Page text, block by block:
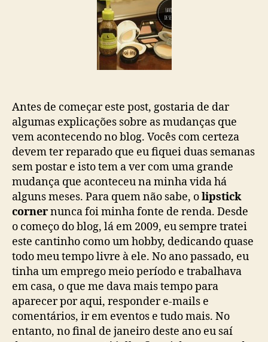
Antes de começar este post, gostaria de dar
algumas explicações sobre as mudanças que
vem acontecendo no blog. Vocês com certeza
devem ter reparado que eu fiquei duas semanas
sem postar e isto tem a ver com uma grande
mudança que aconteceu na minha vida há
alguns meses. Para quem não sabe, olipstick
cornernunca foi minha fonte de renda. Desde
o começo do blog, lá em 2009, eu sempre tratei
este cantinho como um hobby, dedicando quase
todo meu tempo livre à ele. No ano passado, eu
tinha um emprego meio período e trabalhava
em casa, o que me dava mais tempo para
aparecer por aqui, responder e-mails e
comentários, ir em eventos e tudo mais. No
entanto, no final de janeiro deste ano eu saí